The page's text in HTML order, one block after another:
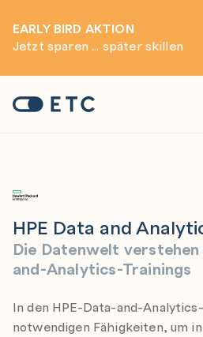
EARLY BIRD AKTION
Jetzt sparen ... später skillen
Startseite: ETC
Hewlett Packard Enterprise (HPE) HPE
HPE Data and
Die Datenwelt
and-Analytics-Trainings
In den HPE-Data-and-
notwendigen Fähigkeiten, um